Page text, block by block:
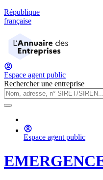
République
française
Espace agent public
Rechercher une entreprise
Espace agent public